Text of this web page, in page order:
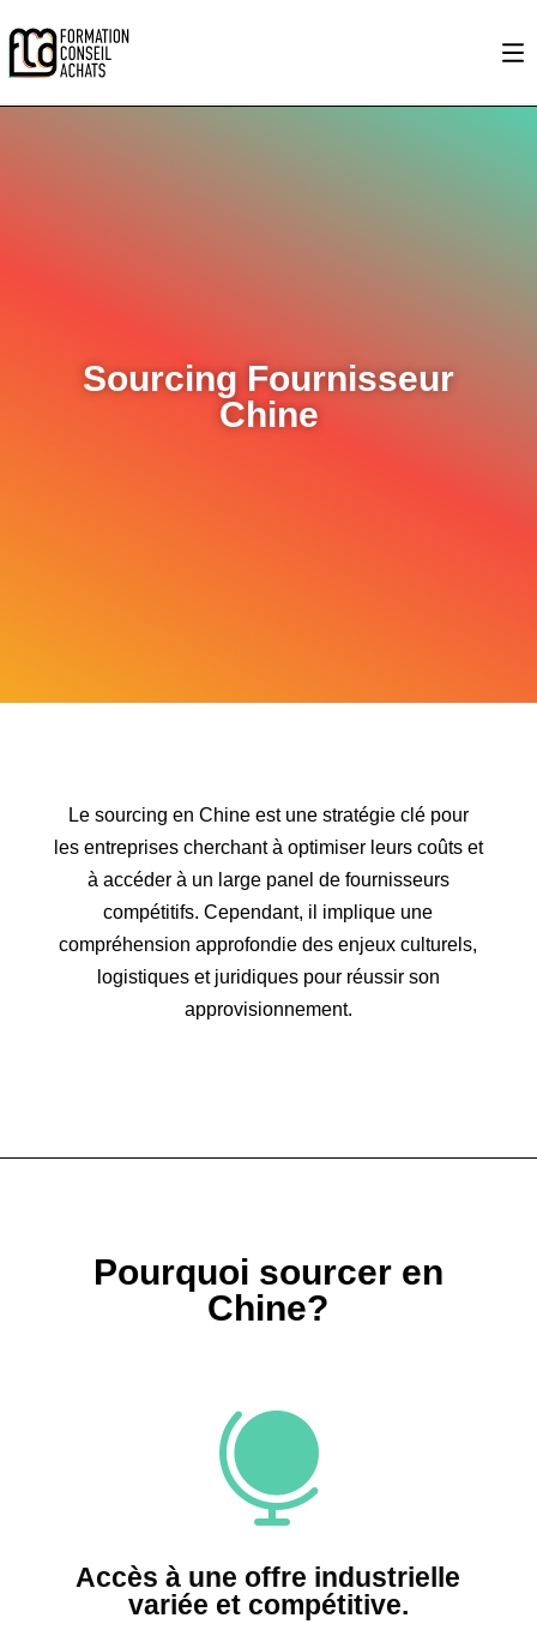
Sourcing Fournisseur
Chine
Le sourcing en Chine est une stratégie clé pour
les entreprises cherchant à optimiser leurs coûts et
à accéder à un large panel de fournisseurs
compétitifs. Cependant, il implique une
compréhension approfondie des enjeux culturels,
logistiques et juridiques pour réussir son
approvisionnement.
Pourquoi sourcer en
Chine?

Accès à une offre industrielle
variée et compétitive.